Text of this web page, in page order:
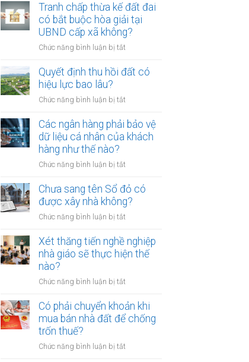
viên
mới
nhất
01/8/2026,
đưa
chó
ra
đường
rọ
bao
nhiêu?
Tranh chấp thừa kế đất đai
có bắt buộc hòa giải tại
UBND cấp xã không?
Chức năng bình luận bị tắt
chấp
đất
có
bắt
tại
UBND
cấp
Quyết định thu hồi đất có
hiệu lực bao lâu?
Chức năng bình luận bị tắt
định
thu
có
lực
bao
Các ngân hàng phải bảo vệ
dữ liệu cá nhân của khách
hàng như thế nào?
Chức năng bình luận bị tắt
ngân
hàng
phải
bảo
dữ
liệu
khách
hàng
như
Chưa sang tên Sổ đỏ có
được xây nhà không?
Chức năng bình luận bị tắt
sang
tên
Sổ
có
xây
nhà
Xét thăng tiến nghề nghiệp
nhà giáo sẽ thực hiện thế
nào?
Chức năng bình luận bị tắt
thăng
tiến
nhà
Có phải chuyển khoản khi
mua bán nhà đất để chống
trốn thuế?
Chức năng bình luận bị tắt